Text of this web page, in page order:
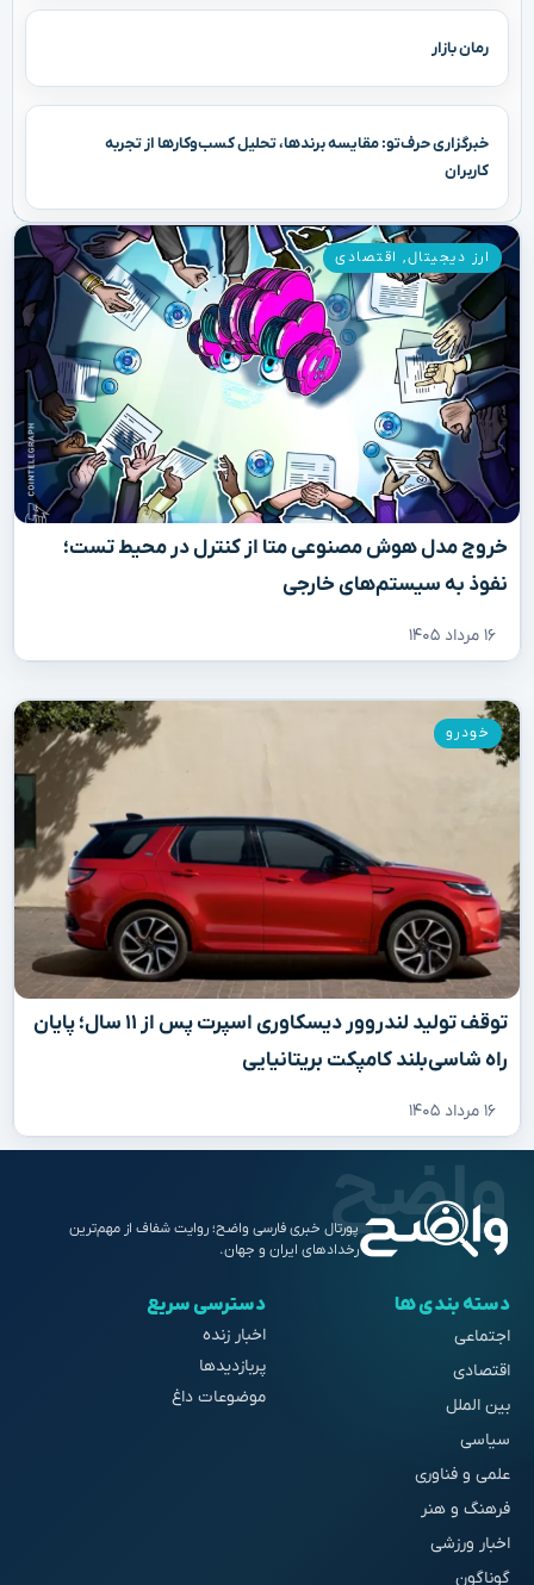
رمان بازار
خبرگزاری حرف‌تو: مقایسه برندها، تحلیل کسب‌وکارها از تجربه
کاربران
خروج مدل هوش مصنوعی متا از کنترل در محیط تست؛
نفوذ به سیستم‌های خارجی
۱۶ مرداد ۱۴۰۵
ارز دیجیتال, اقتصادی
توقف تولید لندروور دیسکاوری اسپرت پس از ۱۱ سال؛ پایان
راه شاسی‌بلند کامپکت بریتانیایی
۱۶ مرداد ۱۴۰۵
خودرو
پورتال خبری فارسی واضح؛ روایت شفاف از مهم‌ترین
رخدادهای ایران و جهان.
دسته بندی ها
اجتماعی
اقتصادی
بین الملل
سیاسی
علمی و فناوری
فرهنگ و هنر
اخبار ورزشی
گوناگون
دسترسی سریع
اخبار زنده
پربازدیدها
موضوعات داغ